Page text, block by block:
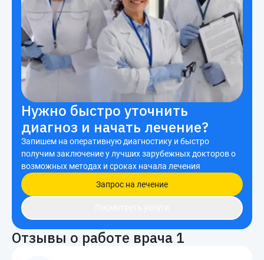
Нужно быстро уточнить
диагноз и начать лечение?
Запишем на оперативную диагностику и быстро
получим заключение у лучших зарубежных докторов о
возможных методах и сроках начала лечения
Запрос на лечение
Отзывы о работе врача 1